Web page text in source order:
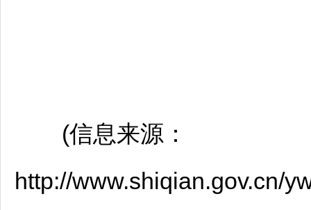
(信息来源：
http://www.shiqian.gov.cn/